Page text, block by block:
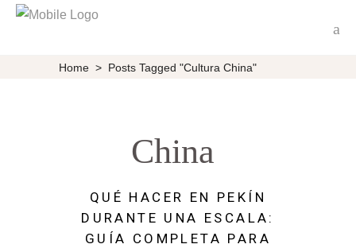
Home > Posts Tagged "cultura China"
China
QUÉ HACER EN PEKÍN
DURANTE UNA ESCALA:
GUÍA COMPLETA PARA